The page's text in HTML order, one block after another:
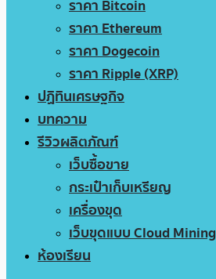
ราคา Bitcoin
ราคา Ethereum
ราคา Dogecoin
ราคา Ripple (XRP)
ปฏิทินเศรษฐกิจ
บทความ
รีวิวผลิตภัณฑ์
เว็บซื้อขาย
กระเป๋าเก็บเหรียญ
เครื่องขุด
เว็บขุดแบบ Cloud Mining
ห้องเรียน